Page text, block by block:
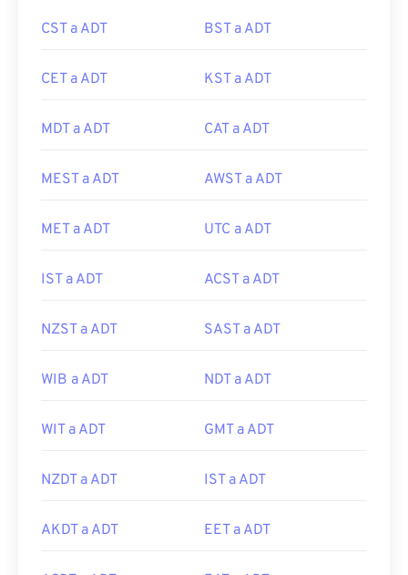
CST a ADT BST a ADT
CET a ADT KST a ADT
MDT a ADT CAT a ADT
MEST a ADT AWST a ADT
MET a ADT UTC a ADT
IST a ADT ACST a ADT
NZST a ADT SAST a ADT
WIB a ADT NDT a ADT
WIT a ADT GMT a ADT
NZDT a ADT IST a ADT
AKDT a ADT EET a ADT